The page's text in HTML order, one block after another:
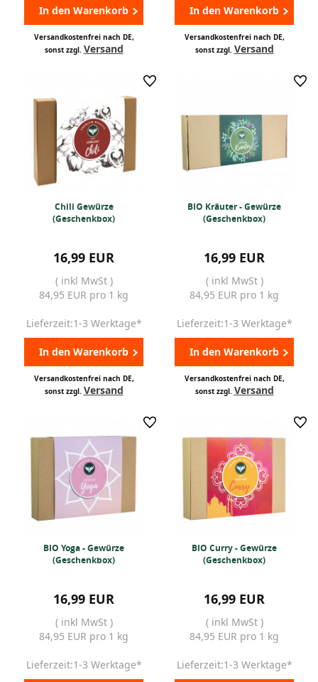
In den Warenkorb
Versandkostenfrei nach DE,
sonst zzgl. Versand
In den Warenkorb
Versandkostenfrei nach DE,
sonst zzgl. Versand
Chili Gewürze
(Geschenkbox)
16,99 EUR
( inkl MwSt )
84,95 EUR pro 1 kg
Lieferzeit:1-3 Werktage*
In den Warenkorb
Versandkostenfrei nach DE,
sonst zzgl. Versand
BIO Kräuter - Gewürze
(Geschenkbox)
16,99 EUR
( inkl MwSt )
84,95 EUR pro 1 kg
Lieferzeit:1-3 Werktage*
In den Warenkorb
Versandkostenfrei nach DE,
sonst zzgl. Versand
BIO Yoga - Gewürze
(Geschenkbox)
16,99 EUR
( inkl MwSt )
84,95 EUR pro 1 kg
Lieferzeit:1-3 Werktage*
BIO Curry - Gewürze
(Geschenkbox)
16,99 EUR
( inkl MwSt )
84,95 EUR pro 1 kg
Lieferzeit:1-3 Werktage*